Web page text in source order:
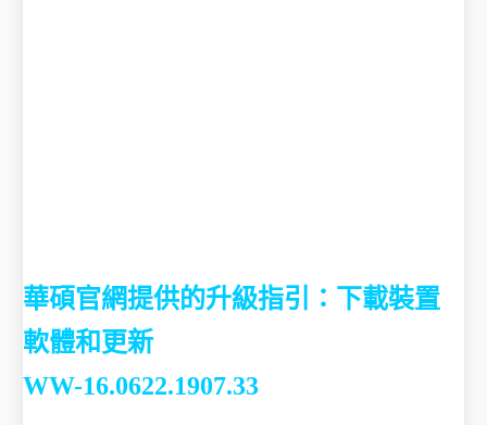
華碩官網提供的升級指引：下載裝置
軟體和更新
WW-16.0622.1907.33